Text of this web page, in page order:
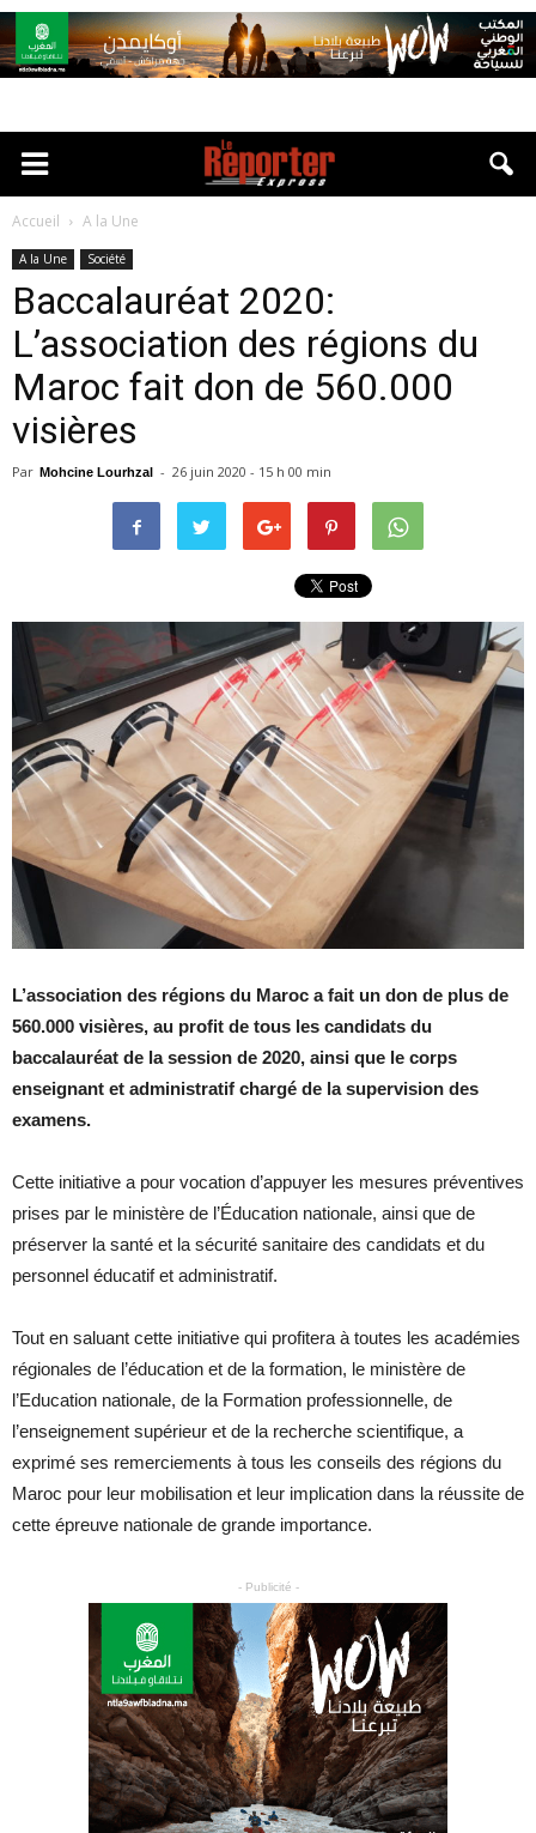
Accueil A la Une
A la Une Société
Baccalauréat 2020:
L’association des régions du
Maroc fait don de 560.000
visières
Par Mohcine Lourhzal - 26 juin 2020 - 15 h 00 min
L’association des régions du Maroc a fait un don de plus de
560.000 visières, au profit de tous les candidats du
baccalauréat de la session de 2020, ainsi que le corps
enseignant et administratif chargé de la supervision des
examens.
Cette initiative a pour vocation d’appuyer les mesures préventives
prises par le ministère de l’Éducation nationale, ainsi que de
préserver la santé et la sécurité sanitaire des candidats et du
personnel éducatif et administratif.
Tout en saluant cette initiative qui profitera à toutes les académies
régionales de l’éducation et de la formation, le ministère de
l’Education nationale, de la Formation professionnelle, de
l’enseignement supérieur et de la recherche scientifique, a
exprimé ses remerciements à tous les conseils des régions du
Maroc pour leur mobilisation et leur implication dans la réussite de
cette épreuve nationale de grande importance.
- Publicité -